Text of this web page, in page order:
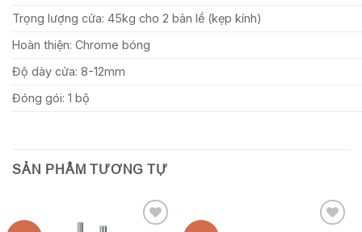
Trọng lượng cửa: 45kg cho 2 bản lề (kẹp kính)
Hoàn thiện: Chrome bóng
Độ dày cửa: 8-12mm
Đóng gói: 1 bộ
SẢN PHẨM TƯƠNG TỰ